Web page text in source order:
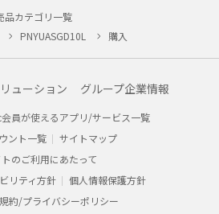
品カテゴリ一覧
PNYUASGD10L 購入
ューション グループ企業情報
員が使えるアプリ/サービス一覧
ント一覧
サイトマップ
のご利用にあたって
リティ方針
個人情報保護方針
約/プライバシーポリシー